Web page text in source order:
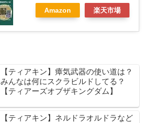
Amazon 楽天市場
【ティアキン】瘴気武器の使い道は？
みんなは何にスクラビルドしてる？
【ティアーズオブザキングダム】
【ティアキン】ネルドラオルドラなど